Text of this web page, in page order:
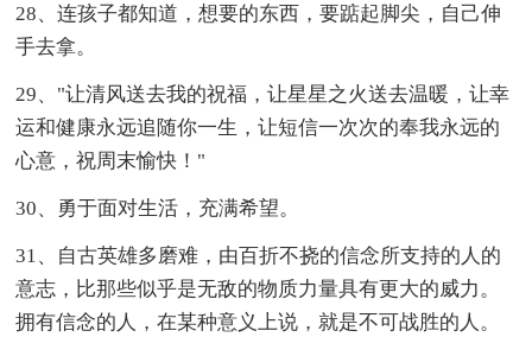
28、连孩子都知道，想要的东西，要踮起脚尖，自己伸
手去拿。
29、"让清风送去我的祝福，让星星之火送去温暖，让幸
运和健康永远追随你一生，让短信一次次的奉我永远的
心意，祝周末愉快！"
30、勇于面对生活，充满希望。
31、自古英雄多磨难，由百折不挠的信念所支持的人的
意志，比那些似乎是无敌的物质力量具有更大的威力。
拥有信念的人，在某种意义上说，就是不可战胜的人。